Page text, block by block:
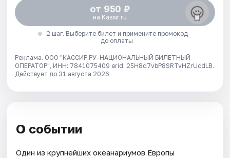
от 950 ₽
на Kassir.ru
2 шаг. Выберите билет и примените промокод
до оплаты
Реклама. ООО "КАССИР.РУ-НАЦИОНАЛЬНЫЙ БИЛЕТНЫЙ
ОПЕРАТОР", ИНН: 7841075409 erid: 25H8d7vbP8SRTvHZrUcdLB.
Действует до 31 августа 2026
О событии
Один из крупнейших океанариумов Европы